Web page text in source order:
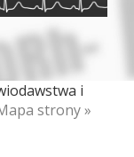
i
strony »